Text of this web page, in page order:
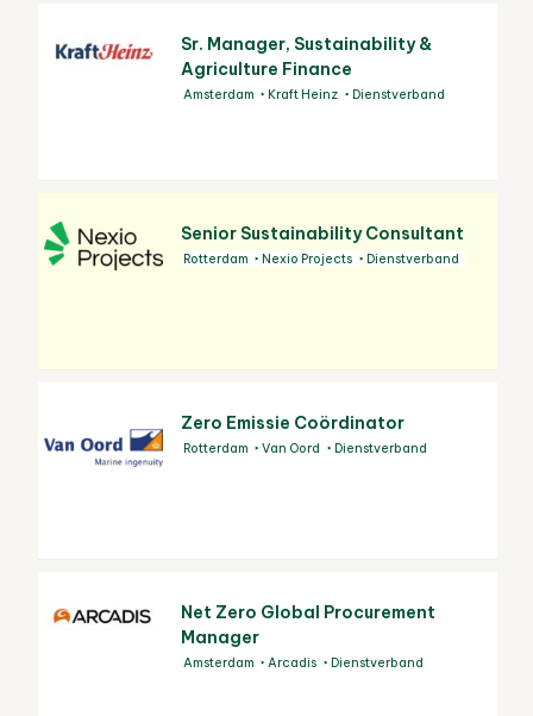
Sr. Manager, Sustainability &
Agriculture Finance
Amsterdam Kraft Heinz Dienstverband
Senior Sustainability Consultant
Rotterdam Nexio Projects Dienstverband
Zero Emissie Coördinator
Rotterdam Van Oord Dienstverband
Net Zero Global Procurement
Manager
Amsterdam Arcadis Dienstverband